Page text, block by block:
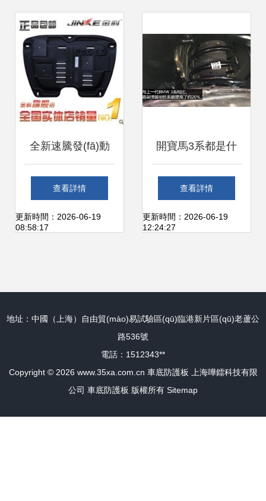
100年，50年都開
不壞
全新速騰發(fā)動
機護板 車底防護板
全方位產(chǎn)品
查看詳情
更新時間：2026-06-19
08:58:17
開寶馬3系都是什
么人？看看底盤就
知道了——車底防
查看詳情
更新時間：2026-06-19
12:24:27
地址：中國（上海）自由貿(mào)易試驗區(qū)臨港新片區(qū)老蘆公
路536號
電話：1512343**
Copyright © 2026 www.35xa.com.cn 車底防護板
上海嘩鐳科技有限
公司 車底防護板 版權所有 Sitemap